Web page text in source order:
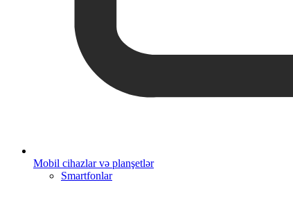
Mobil cihazlar və planşetlər
Smartfonlar